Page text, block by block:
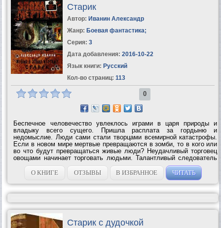
Старик
Автор: Иванин Александр
Жанр: Боевая фантастика;
Серия: 3
Дата добавления: 2016-10-22
Язык книги: Русский
Кол-во страниц: 113
0
Беспечное человечество увлеклось играми в царя природы и
владыку всего сущего. Пришла расплата за гордыню и
недомыслие. Люди сами стали творцами всемирной катастрофы.
Если в новом мире мертвые превращаются в зомби, то в кого или
во что будут превращаться живые люди? Неудачливый торговец
овощами начинает торговать людьми. Талантливый следователь
становится кровавым изувером, стремящимся очистить
человечество от скверны....
О КНИГЕ ОТЗЫВЫ В ИЗБРАННОЕ ЧИТАТЬ
Старик с дудочкой